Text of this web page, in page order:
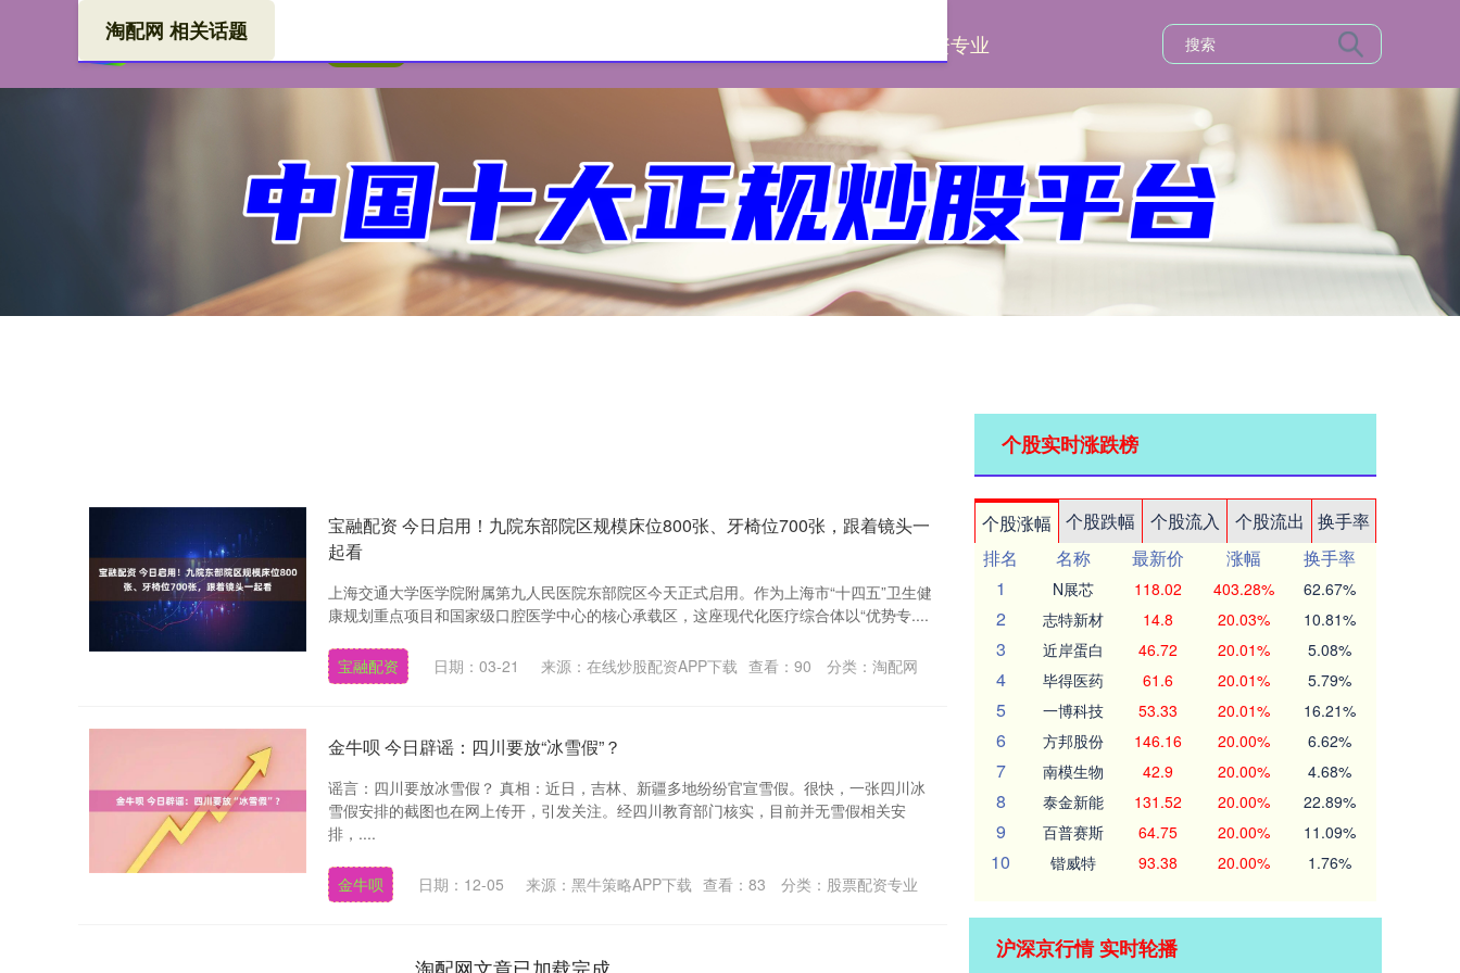
股票配资专业
淘配网 相关话题
宝融配资 今日启用！九院东部院区规模床位800张、牙椅位700张，跟着镜头一
起看
上海交通大学医学院附属第九人民医院东部院区今天正式启用。作为上海市“十四五”卫生健
康规划重点项目和国家级口腔医学中心的核心承载区，这座现代化医疗综合体以“优势专....
宝融配资 日期：03-21 来源：在线炒股配资APP下载 查看： 90 分类： 淘配网
金牛呗 今日辟谣：四川要放“冰雪假”？
谣言：四川要放冰雪假？ 真相：近日，吉林、新疆多地纷纷官宣雪假。很快，一张四川冰
雪假安排的截图也在网上传开，引发关注。经四川教育部门核实，目前并无雪假相关安
排，....
金牛呗 日期：12-05 来源：黑牛策略APP下载 查看： 83 分类： 股票配资专业
个股实时涨跌榜
个股涨幅 个股跌幅 个股流入 个股流出
换手率
排名
名称 最新价 涨幅
换手率
1
N展芯 118.02 403.28% 62.67%
2 志特新材 14.8 20.03% 10.81%
3 近岸蛋白 46.72 20.01% 5.08%
4 毕得医药 61.6 20.01% 5.79%
5 一博科技 53.33 20.01% 16.21%
6 方邦股份 146.16 20.00% 6.62%
7 南模生物 42.9 20.00% 4.68%
8 泰金新能 131.52 20.00% 22.89%
9 百普赛斯 64.75 20.00% 11.09%
10 锴威特 93.38 20.00% 1.76%
沪深京行情 实时轮播